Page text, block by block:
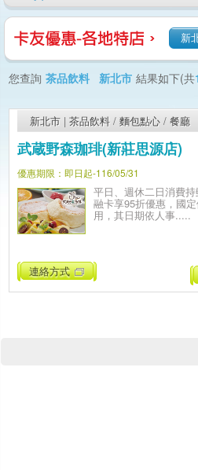
新
您查詢 茶品飲料 新北市 結果如下(共
新北市 | 茶品飲料 / 麵包點心 / 餐廳
武蔵野森珈琲(新莊思源店)
優惠期限：即日起-116/05/31
平日、週休二日消費
融卡享95折優惠，國
用，其日期依人事.....
連絡方式